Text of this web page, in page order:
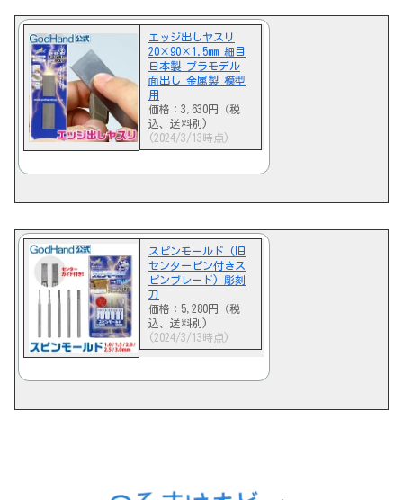
エッジ出しヤスリ
20×90×1.5mm 細目
日本製 プラモデル
面出し 金属製 模型
用
価格：3,630円（税
込、送料別)
(2024/3/13時点)
スピンモールド (旧
センターピン付きス
ピンブレード) 彫刻
刀
価格：5,280円（税
込、送料別)
(2024/3/13時点)